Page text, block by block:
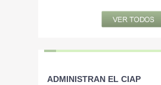
ADMINISTRAN EL CIAP